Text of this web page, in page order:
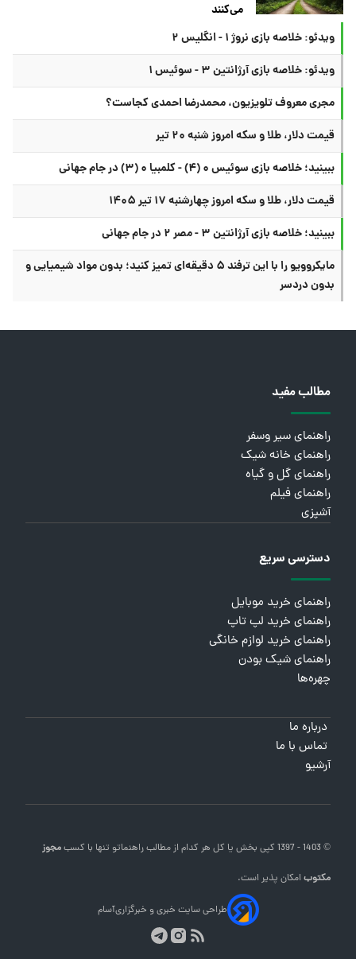
می‌کنند
ویدئو: خلاصه بازی نروژ ۱ - انگلیس ۲
ویدئو: خلاصه بازی آرژانتین ۳ - سوئیس ۱
مجری معروف تلویزیون، محمدرضا احمدی کجاست؟
قیمت دلار، طلا و سکه امروز شنبه ۲۰ تیر
ببینید؛ خلاصه بازی سوئیس ۰ (۴) - کلمبیا ۰ (۳) در جام جهانی
قیمت دلار، طلا و سکه امروز چهارشنبه ۱۷ تیر ۱۴۰۵
ببینید؛ خلاصه بازی آرژانتین ۳ - مصر ۲ در جام جهانی
مایکروویو را با این ترفند ۵ دقیقه‌ای تمیز کنید؛ بدون مواد شیمیایی و
بدون دردسر
مطالب مفید
راهنمای سیر وسفر
راهنمای خانه شیک
راهنمای گل و گیاه
راهنمای فیلم
آشپزی
دسترسی سریع
راهنمای خرید موبایل
راهنمای خرید لپ تاپ
راهنمای خرید لوازم خانگی
راهنمای شیک بودن
چهره‌ها
درباره ما
تماس با ما
آرشیو
© 1403 - 1397 کپی بخش یا کل هر کدام از مطالب راهنماتو تنها با کسبمجوز
مکتوبامکان پذیر است.
طراحی سایت خبری و خبرگزاریآسام